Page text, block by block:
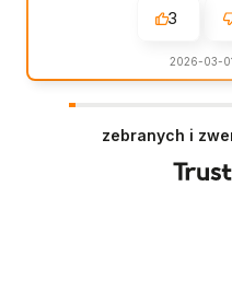
3
2026-03-01
zebranych i